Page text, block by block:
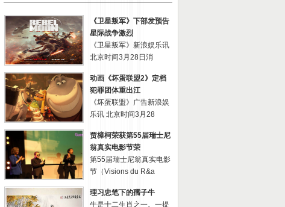
《卫星叛军》下部发预告
星际战争激烈
《卫星叛军》新浪娱乐讯
北京时间3月28日消
动画《坏蛋联盟2》定档
犯罪团体重出江
《坏蛋联盟》广告新浪娱
乐讯 北京时间3月28
贾樟柯荣获第55届瑞士尼
翁真实电影节荣
第55届瑞士尼翁真实电影
节（Visions du R&a
理习忠笔下的孺子牛
牛是十二生肖之一。一提